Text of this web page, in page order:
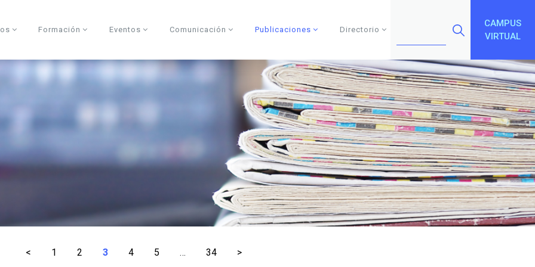
Formación Eventos Comunicación Publicaciones Directorio
CAMPUS
VIRTUAL
< 1 2 3 4 5 … 34 >